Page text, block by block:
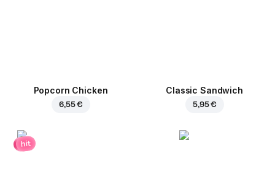
Popcorn Chicken
6,55 €
Classic Sandwich
5,95 €
hit